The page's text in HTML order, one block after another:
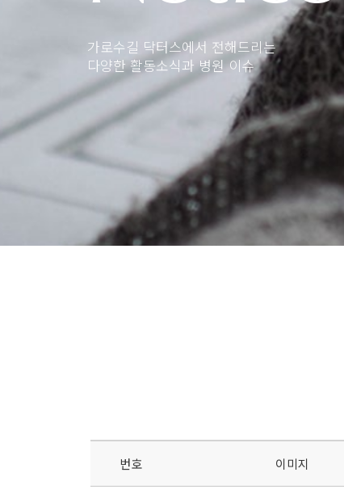
가로수길 닥터스에서 전해드리는
다양한 활동소식과 병원 이슈
번호 이미지